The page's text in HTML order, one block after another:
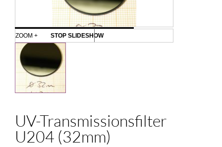
ZOOM + STOP SLIDESHOW
UV-Transmissionsfilter
U204 (32mm)